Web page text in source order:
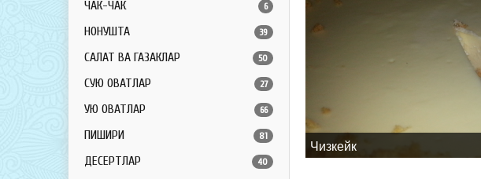
ЧАК-ЧАК 6
НОНУШТА 39
САЛАТ ВА ГАЗАКЛАР 50
СУЮҚ ОВҚАТЛАР 27
ҚУЮҚ ОВҚАТЛАР 66
ПИШИРИҚ 81
ДЕСЕРТЛАР 40
Чизкейк